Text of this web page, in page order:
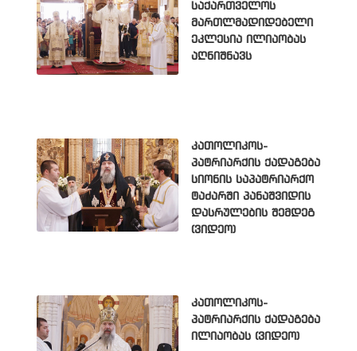
საქართველოს
მართლმადიდებელი
ეკლესია ილიაობას
აღნიშნავს
კათოლიკოს-
პატრიარქის ქადაგება
სიონის საპატრიარქო
ტაძარში პანაშვიდის
დასრულების შემდეგ
(ვიდეო)
კათოლიკოს-
პატრიარქის ქადაგება
ილიაობას (ვიდეო)